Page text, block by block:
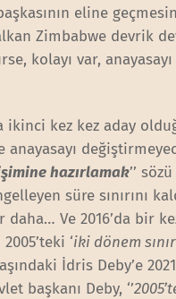
eline
Zimbabwe devrik
kolayı var,
ikinci kez kez aday
anayasayı
hazırlamak’’
süre sınırını
Ve 2016’da bir
‘iki dönem
İdris Deby’e
başkanı Deby, ‘’